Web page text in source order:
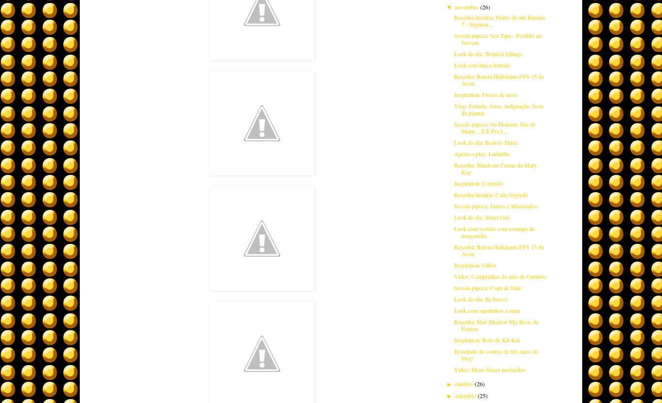
▼novembro(26)
Resenha literária: Diário de um Banana
7 - Seguran...
Sessão pipoca: Sex Tape - Perdido na
Nuvem
Look do dia: Tropical fellings
Look com blusa listrada
Resenha: Batom Hidratante FPS 15 da
Avon
Inspiration: Flocos de neve
Vlog: Feriado, fotos, indignação, festa
do pijama
Sessão pipoca: Os Homens São de
Marte... E É Pra L...
Look do dia: Born to Shine
Aperta o play: Ludmilla
Resenha: Blush em Creme da Mary
Kay
Inspiration: Colorido
Resenha literária: Cada Segredo
Sessão pipoca: Juntos e Misturados
Look do dia: Street Girl
Look com vestido com estampa de
margaridas
Resenha: Batom Hidratante FPS 15 da
Avon
Inspiration: Olhos
Vídeo: Comprinhas do mês de Outubro
Sessão pipoca: Copa de Elite
Look do dia: Be brave!
Look com sapatinhos e meia
Resenha: Hair Shadow My Boos da
Fenzza
Inspiration: Bolo de Kit-Kat
Resultado do sorteio de três anos do
blog!
Vídeo: Meus filmes preferidos
►outubro(26)
►setembro(25)